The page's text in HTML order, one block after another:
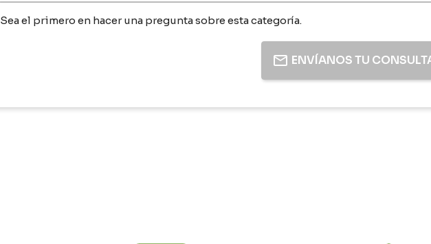
Sea el primero en hacer una pregunta sobre esta categoría.
ENVÍANOS TU